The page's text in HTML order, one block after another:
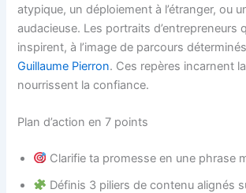
atypique, un déploiement à l’étranger, ou
audacieuse. Les portraits d’entrepreneurs
inspirent, à l’image de parcours
Guillaume Pierron. Ces repères incarnent
nourrissent la confiance.
Plan d’action en 7 points
Clarifie ta promesse en une phrase
Définis 3 piliers de contenu alignés